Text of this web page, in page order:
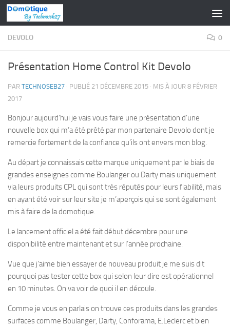
Skip to content
DEVOLO 0
Présentation Home Control Kit Devolo
PAR TECHNOSEB27 · PUBLIÉ 21 DÉCEMBRE 2015 · MIS À JOUR 8 FÉVRIER
2017
Bonjour aujourd’hui je vais vous faire une présentation d’une
nouvelle box qui m’a été prêté par mon partenaire Devolo dont je
remercie fortement de la confiance qu’ils ont envers mon blog.
Au départ je connaissais cette marque uniquement par le biais de
grandes enseignes comme Boulanger ou Darty mais uniquement
via leurs produits CPL qui sont très réputés pour leurs fiabilité, mais
en ayant été voir sur leur site je m’aperçois qui se sont également
mis à faire de la domotique.
Le lancement officiel a été fait début décembre pour une
disponibilité entre maintenant et sur l’année prochaine.
Vue que j’aime bien essayer de nouveau produit je me suis dit
pourquoi pas tester cette box qui selon leur dire est opérationnel
en 10 minutes. On va voir de quoi il en découle.
Comme je vous en parlais on trouve ces produits dans les grandes
surfaces comme Boulanger, Darty, Conforama, E.Leclerc et bien